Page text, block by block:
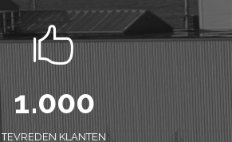
0
1.000
TEVREDEN KLANTEN
0